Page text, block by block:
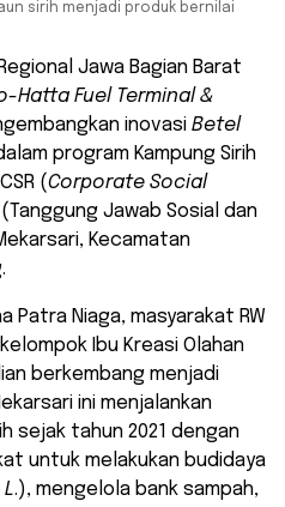
sirih menjadi produk bernilai
Jawa Bagian Barat
Hatta Fuel Terminal &
inovasi Betel
program Kampung Sirih
(Corporate Social
Jawab Sosial dan
Kecamatan
Patra Niaga, masyarakat RW
Ibu Kreasi Olahan
berkembang menjadi
ini menjalankan
sejak tahun 2021 dengan
untuk melakukan budidaya
.), mengelola bank sampah,